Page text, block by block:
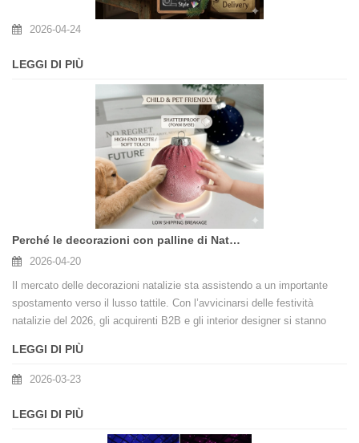
2026-04-24
LEGGI DI PIÙ
Perché le decorazioni con palline di Natale in velluto sono di tendenza per il 2026
2026-04-20
Il mercato delle decorazioni natalizie sta assistendo a un importante
spostamento verso il lusso tattile. Con l’avvicinarsi delle festività
natalizie del 2026, gli acquirenti B2B e gli interior designer si stanno
un aspetto più morbido ed elegante: ornamenti di palline di Natale in
velluto.
LEGGI DI PIÙ
2026-03-23
LEGGI DI PIÙ